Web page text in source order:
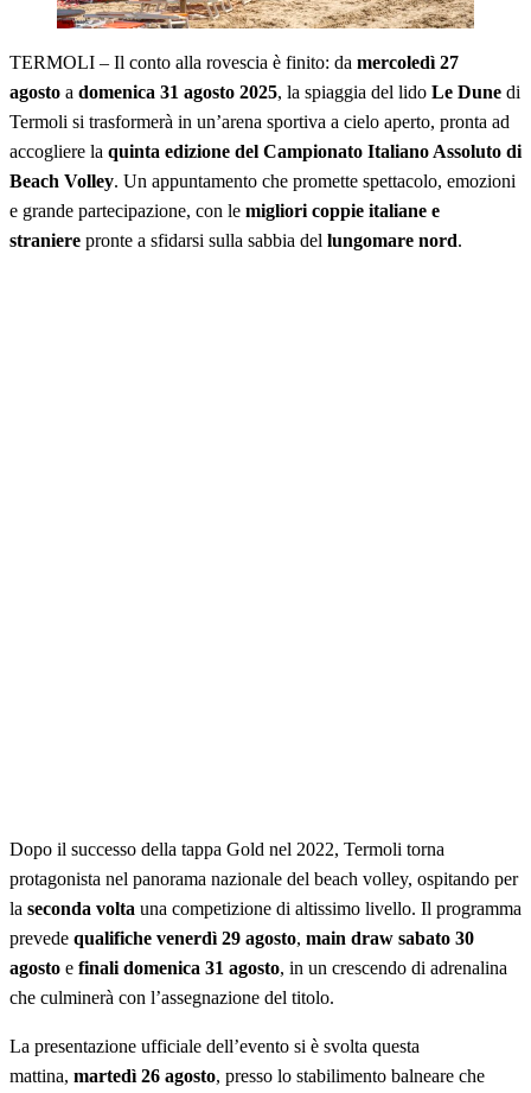
TERMOLI – Il conto alla rovescia è finito: da mercoledì 27
agosto a domenica 31 agosto 2025, la spiaggia del lido Le Dune di
Termoli si trasformerà in un’arena sportiva a cielo aperto, pronta ad
accogliere la quinta edizione del Campionato Italiano Assoluto di
Beach Volley. Un appuntamento che promette spettacolo, emozioni
e grande partecipazione, con le migliori coppie italiane e
straniere pronte a sfidarsi sulla sabbia del lungomare nord.
Dopo il successo della tappa Gold nel 2022, Termoli torna
protagonista nel panorama nazionale del beach volley, ospitando per
la seconda volta una competizione di altissimo livello. Il programma
prevede qualifiche venerdì 29 agosto, main draw sabato 30
agosto e finali domenica 31 agosto, in un crescendo di adrenalina
che culminerà con l’assegnazione del titolo.
La presentazione ufficiale dell’evento si è svolta questa
mattina, martedì 26 agosto, presso lo stabilimento balneare che